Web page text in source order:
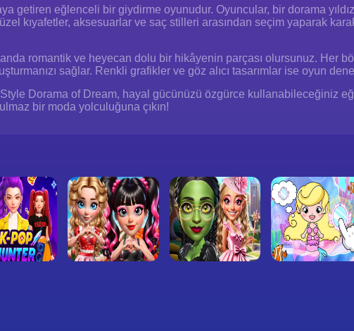
getiren eğlenceli bir giydirme oyunudur. Oyuncular, bir dorama
kıyafetler, aksesuarlar ve saç stilleri arasından seçim yaparak
romantik ve heyecan dolu bir hikâyenin parçası olursunuz. Her
sağlar. Renkli grafikler ve göz alıcı tasarımlar ise oyun
Dorama of Dream, hayal gücünüzü özgürce kullanabileceğiniz
bir moda yolculuğuna çıkın!